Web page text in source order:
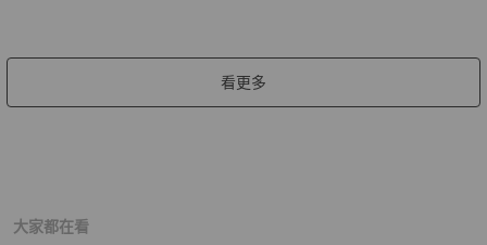
看更多
大家都在看